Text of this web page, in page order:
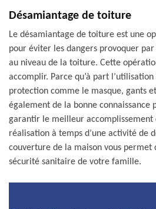
Désamiantage de toiture
Le désamiantage de toiture est une
pour éviter les dangers provoquer
au niveau de la toiture. Cette
accomplir. Parce qu’à part
protection comme le masque, gants
également de la bonne connaissance
garantir le meilleur accomplissement
réalisation à temps d’une activité de
couverture de la maison vous permet
sécurité sanitaire de votre famille.